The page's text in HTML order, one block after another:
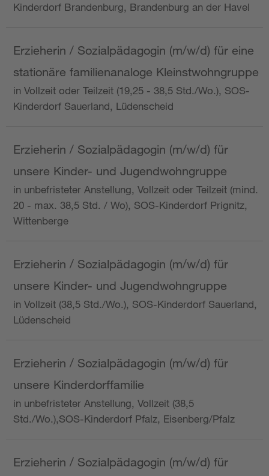
Kinderdorf Brandenburg, Brandenburg an der Havel
Erzieherin / Sozialpädagogin (m/w/d) für eine
stationäre familienanaloge Kleinstwohngruppe
in Vollzeit oder Teilzeit (19,25 - 38,5 Std./Wo.), SOS-
Kinderdorf Sauerland, Lüdenscheid
Erzieherin / Sozialpädagogin (m/w/d) für
unsere Kinder- und Jugendwohngruppe
in unbefristeter Anstellung, Vollzeit oder Teilzeit (mind.
20 - max. 38,5 Std. / Wo), SOS-Kinderdorf Prignitz,
Wittenberge
Erzieherin / Sozialpädagogin (m/w/d) für
unsere Kinder- und Jugendwohngruppe
in Vollzeit (38,5 Std./Wo.), SOS-Kinderdorf Sauerland,
Lüdenscheid
Erzieherin / Sozialpädagogin (m/w/d) für
unsere Kinderdorffamilie
in unbefristeter Anstellung, Vollzeit (38,5
Std./Wo.),SOS-Kinderdorf Pfalz, Eisenberg/Pfalz
Erzieherin / Sozialpädagogin (m/w/d) für